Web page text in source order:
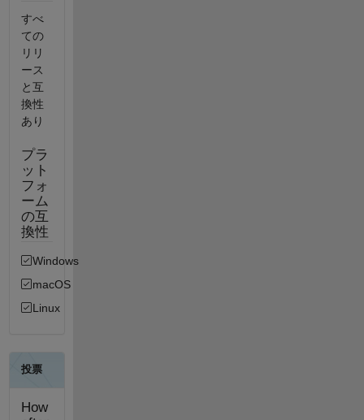
すべ
ての
リリ
ース
と互
換性
あり
プラ
ット
フォ
ーム
の互
換性
Windows
macOS
Linux